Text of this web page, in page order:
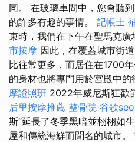
同。 在玻璃車間中，您會聽
的許多有趣的事情。 記帳士
束時，我們在下午在聖馬克廣
市按摩 因此，在覆蓋城市街
比往常更多，而居住在1700
的身材也將專門用於宮殿中的
摩證照班 2022年威尼斯狂歡
后里按摩推薦 整骨院 谷歌seo
斯“延長了冬季黑暗並栩栩如
屋和傳統海鮮而聞名的城市